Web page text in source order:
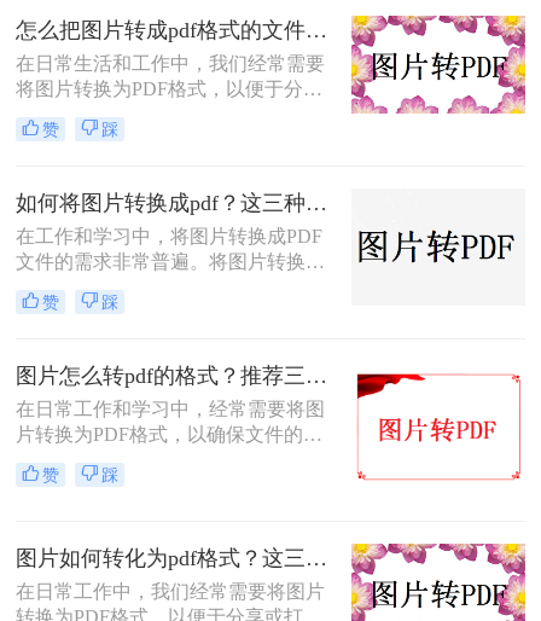
怎么把图片转成pdf格式的文件？尝试下面三种方法！
在日常生活和工作中，我们经常需要
将图片转换为PDF格式，以便于分
享、打印或归档。那么怎么把图片转
成pdf格式的文件呢？本文将介绍三种
方法都有其特点和适用场景，您可以
根据自己的需求选择最合适的方式。
赞 踩
如何将图片转换成pdf？这三种方法帮助你解决问题！
在工作和学习中，将图片转换成PDF
文件的需求非常普遍。将图片转换成
PDF不仅可以方便地整合多张图片，
还可以确保文件格式的一致性和兼容
文将介绍三种常见的图片转PDF方
法。
赞 踩
图片怎么转pdf的格式？推荐三种实用的方法！
在日常工作和学习中，经常需要将图
片转换为PDF格式，以确保文件的格
式和排版保持不变，同时方便分享和
传递。那么图片怎么转PDF的格式
赞 踩
图片如何转化为pdf格式？这三个实用指南收好！
在日常工作中，我们经常需要将图片
转换为PDF格式，以便于分享或打